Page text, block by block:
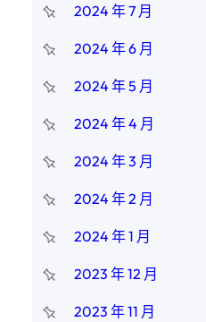
2024 年 7 月
2024 年 6 月
2024 年 5 月
2024 年 4 月
2024 年 3 月
2024 年 2 月
2024 年 1 月
2023 年 12 月
2023 年 11 月